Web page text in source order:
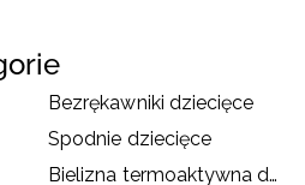
Bezrękawniki dziecięce
Spodnie dziecięce
Bielizna termoaktywna dziecięca